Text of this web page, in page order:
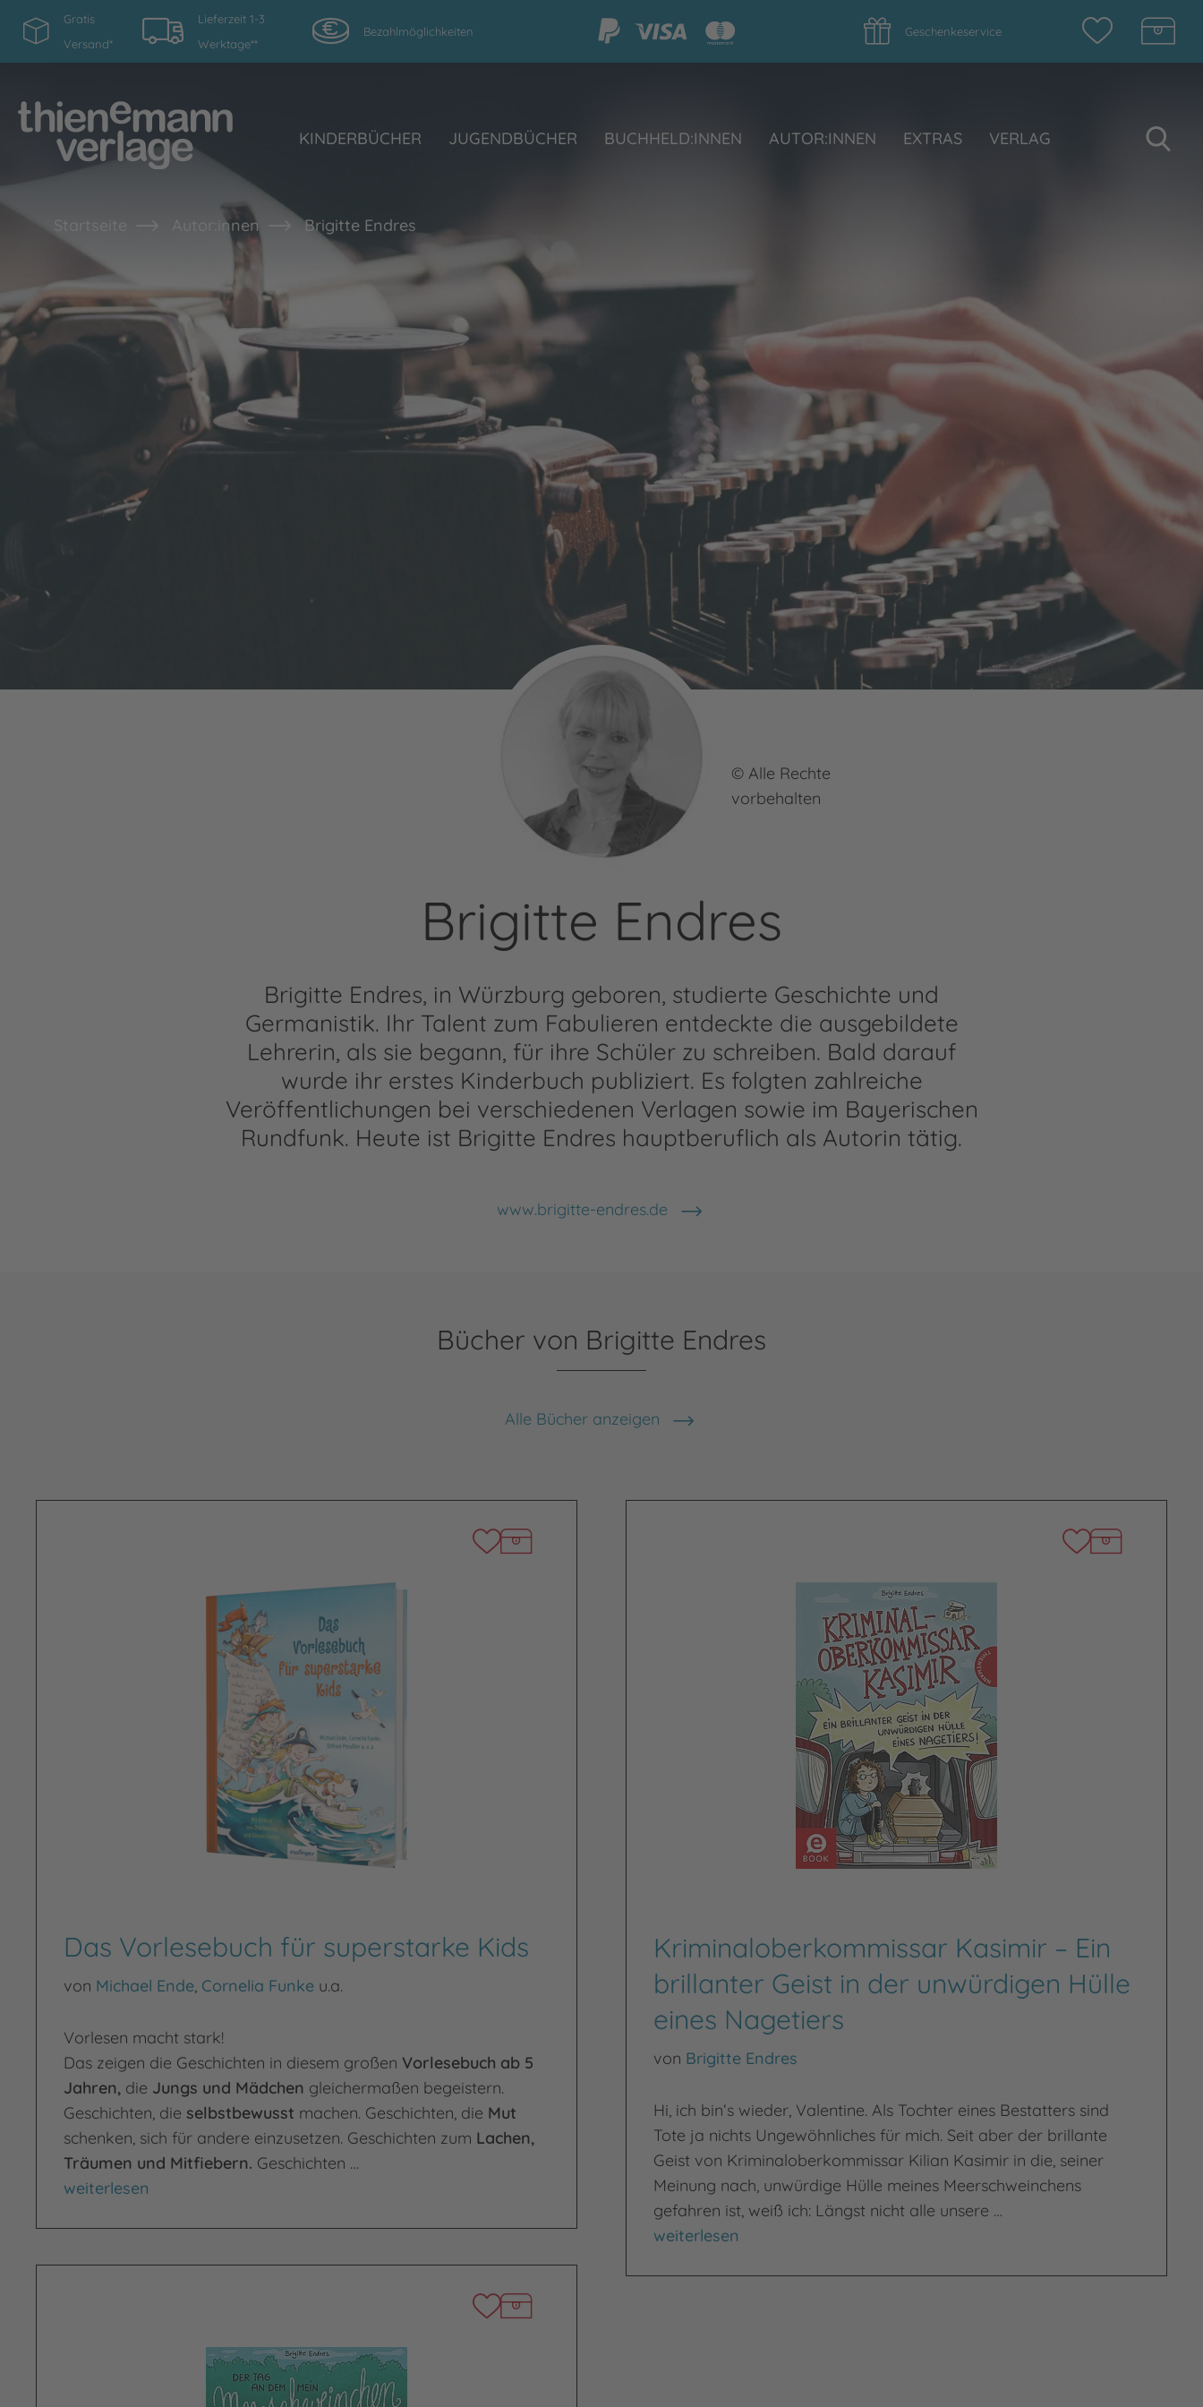
Gratis
Versand*
Lieferzeit 1-3
Werktage**
Bezahlmöglichkeiten Geschenkeservice
KINDERBÜCHER JUGENDBÜCHER BUCHHELD:INNEN AUTOR:INNEN EXTRAS VERLAG
Startseite Autor:innen Brigitte Endres
© Alle Rechte
vorbehalten
Brigitte Endres
Brigitte Endres, in Würzburg geboren, studierte Geschichte und
Germanistik. Ihr Talent zum Fabulieren entdeckte die ausgebildete
Lehrerin, als sie begann, für ihre Schüler zu schreiben. Bald darauf
wurde ihr erstes Kinderbuch publiziert. Es folgten zahlreiche
Veröffentlichungen bei verschiedenen Verlagen sowie im Bayerischen
Rundfunk. Heute ist Brigitte Endres hauptberuflich als Autorin tätig.
www.brigitte-endres.de
Bücher von Brigitte Endres
Alle Bücher anzeigen
Das Vorlesebuch für superstarke Kids
von Michael Ende, Cornelia Funke u.a.
Vorlesen macht stark!
Das zeigen die Geschichten in diesem großen Vorlesebuch ab 5
Jahren, die Jungs und Mädchen gleichermaßen begeistern.
Geschichten, die selbstbewusst machen. Geschichten, die Mut
schenken, sich für andere einzusetzen. Geschichten zum Lachen,
Träumen und Mitfiebern. Geschichten …
Das Vorlesebuch für superstarke Kids
weiterlesen
Kriminaloberkommissar Kasimir – Ein
brillanter Geist in der unwürdigen Hülle
eines Nagetiers
von Brigitte Endres
Hi, ich bin‘s wieder, Valentine. Als Tochter eines Bestatters sind
Tote ja nichts Ungewöhnliches für mich. Seit aber der brillante
Geist von Kriminaloberkommissar Kilian Kasimir in die, seiner
Meinung nach, unwürdige Hülle meines Meerschweinchens
gefahren ist, weiß ich: Längst nicht alle unsere …
Kriminaloberkommissar Kasimir – Ein brillanter Geist in der unwürdigen
weiterlesen